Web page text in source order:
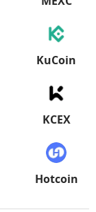
KuCoin
KCEX
Hotcoin